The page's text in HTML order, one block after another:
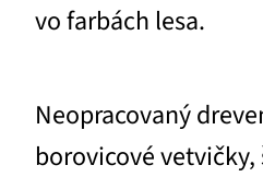
vo farbách lesa.
Neopracovaný
borovicové vetvičky,